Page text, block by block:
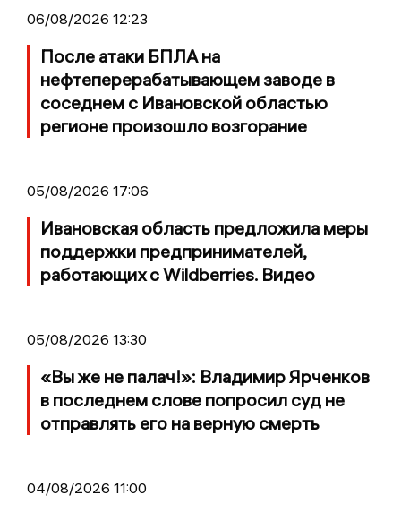
06/08/2026 12:23
После атаки БПЛА на
нефтеперерабатывающем заводе в
соседнем с Ивановской областью
регионе произошло возгорание
05/08/2026 17:06
Ивановская область предложила меры
поддержки предпринимателей,
работающих с Wildberries. Видео
05/08/2026 13:30
«Вы же не палач!»: Владимир Ярченков
в последнем слове попросил суд не
отправлять его на верную смерть
04/08/2026 11:00